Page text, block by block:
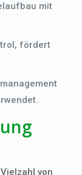
mit
fördert
von